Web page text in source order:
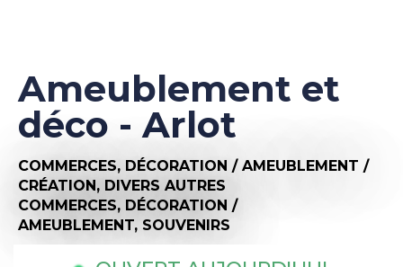
Ameublement et
déco - Arlot
COMMERCES, DÉCORATION / AMEUBLEMENT /
CRÉATION, DIVERS AUTRES
COMMERCES, DÉCORATION /
AMEUBLEMENT, SOUVENIRS